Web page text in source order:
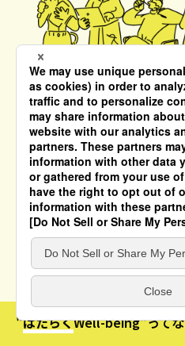
"はたらくWell-being"って
2017年に発表された「働
年の働き方改革関連法に
も相まって、人々のはた
ています。しかし、アメリ
ている従業員のエンゲー
度）調査によると、日本
の割合が調査開始以来5-
続く世界平均との差が広